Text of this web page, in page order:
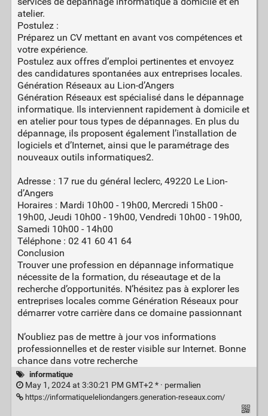
atelier.
Postulez :
Préparez un CV mettant en avant vos compétences et
votre expérience.
Postulez aux offres d’emploi pertinentes et envoyez
des candidatures spontanées aux entreprises locales.
Génération Réseaux au Lion-d’Angers
Génération Réseaux est spécialisé dans le dépannage
informatique. Ils interviennent rapidement à domicile et
en atelier pour tous types de dépannages. En plus du
dépannage, ils proposent également l’installation de
logiciels et d’Internet, ainsi que le paramétrage des
nouveaux outils informatiques2.
Adresse : 17 rue du général leclerc, 49220 Le Lion-
d’Angers
Horaires : Mardi 10h00 - 19h00, Mercredi 15h00 -
19h00, Jeudi 10h00 - 19h00, Vendredi 10h00 - 19h00,
Samedi 10h00 - 14h00
Téléphone : 02 41 60 41 64
Conclusion
Trouver une profession en dépannage informatique
nécessite de la formation, du réseautage et de la
recherche d’opportunités. N’hésitez pas à explorer les
entreprises locales comme Génération Réseaux pour
démarrer votre carrière dans ce domaine passionnant
N’oubliez pas de mettre à jour vos informations
professionnelles et de rester visible sur Internet. Bonne
chance dans votre recherche
informatique
May 1, 2024 at 3:30:21 PM GMT+2 * · permalien
https://informatiqueleliondangers.generation-reseaux.com/